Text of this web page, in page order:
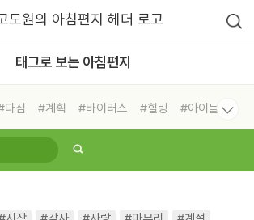
태그로 보는 아침편지
다짐 #계획 #바이러스 #힐링
#아이들
프 #삶
구 #링컨학교